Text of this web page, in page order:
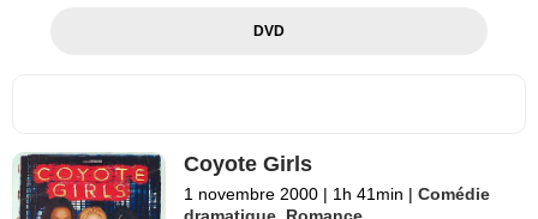
DVD
Coyote Girls
1 novembre 2000 | 1h 41min | Comédie